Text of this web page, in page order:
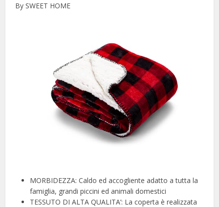
By SWEET HOME
MORBIDEZZA: Caldo ed accogliente adatto a tutta la
famiglia, grandi piccini ed animali domestici
TESSUTO DI ALTA QUALITA’: La coperta è realizzata